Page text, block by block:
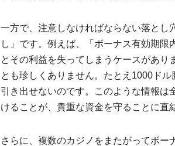
一方で、注意しなければならない落とし
し」です。例えば、「ボーナス有効期
とその利益を失ってしまうケースがあり
とも珍しくありません。たとえ1000ド
引き出せないのです。このような情報は
けることが、貴重な資金を守ることに直
さらに、複数のカジノをまたがってボー